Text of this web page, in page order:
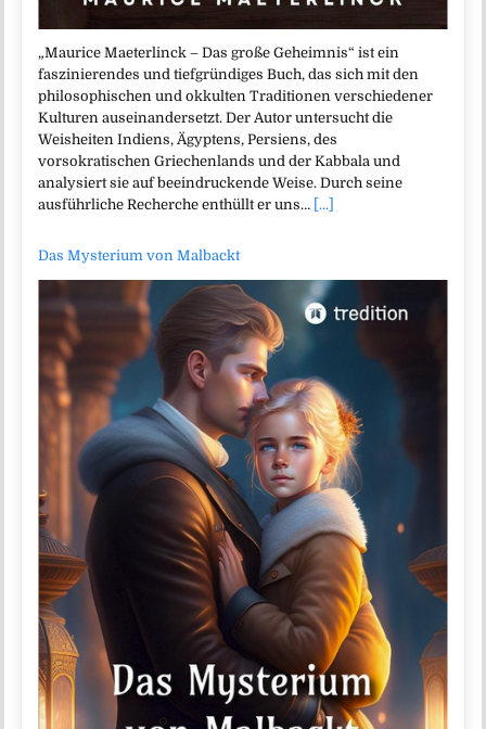
„Maurice Maeterlinck – Das große Geheimnis“ ist ein
faszinierendes und tiefgründiges Buch, das sich mit den
philosophischen und okkulten Traditionen verschiedener
Kulturen auseinandersetzt. Der Autor untersucht die
Weisheiten Indiens, Ägyptens, Persiens, des
vorsokratischen Griechenlands und der Kabbala und
analysiert sie auf beeindruckende Weise. Durch seine
ausführliche Recherche enthüllt er uns… [...]
Das Mysterium von Malbackt